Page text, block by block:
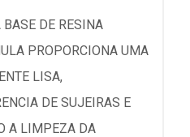
DE RESINA
PROPORCIONA UMA
LISA,
DE SUJEIRAS E
A LIMPEZA DA